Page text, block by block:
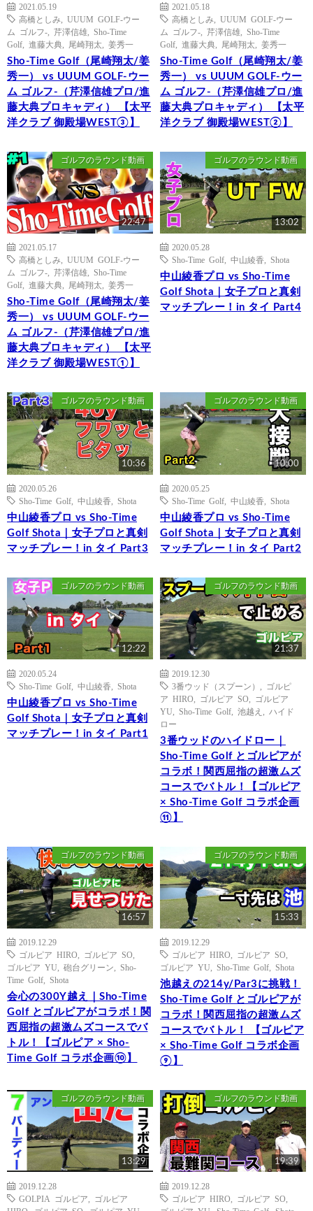
2021.05.19
高橋としみ
UUUM GOLF-ウー
ム ゴルフ-
芹澤信雄
Sho-Time
Golf
進藤大典 尾崎翔太 姜秀一
Sho-Time Golf（尾崎翔太/姜
秀一） vs UUUM GOLF-ウー
ム ゴルフ-（芹澤信雄プロ/進
藤大典プロキャディ） 【太平
洋クラブ 御殿場WEST③】
2021.05.18
高橋としみ
UUUM GOLF-ウー
ム ゴルフ-
芹澤信雄
Sho-Time
Golf
進藤大典 尾崎翔太 姜秀一
Sho-Time Golf（尾崎翔太/姜
秀一） vs UUUM GOLF-ウー
ム ゴルフ-（芹澤信雄プロ/進
藤大典プロキャディ） 【太平
洋クラブ 御殿場WEST②】
ゴルフのラウンド動画
22:47
2021.05.17
高橋としみ
UUUM GOLF-ウー
ム ゴルフ-
芹澤信雄
Sho-Time
Golf
進藤大典 尾崎翔太 姜秀一
Sho-Time Golf（尾崎翔太/姜
秀一） vs UUUM GOLF-ウー
ム ゴルフ-（芹澤信雄プロ/進
藤大典プロキャディ） 【太平
洋クラブ 御殿場WEST①】
ゴルフのラウンド動画
13:02
2020.05.28
Sho-Time Golf
中山綾香 Shota
中山綾香プロ vs Sho-Time
Golf Shota｜女子プロと真剣
マッチプレー！in タイ Part4
ゴルフのラウンド動画
10:36
2020.05.26
Sho-Time Golf
中山綾香 Shota
中山綾香プロ vs Sho-Time
Golf Shota｜女子プロと真剣
マッチプレー！in タイ Part3
ゴルフのラウンド動画
10:00
2020.05.25
Sho-Time Golf
中山綾香 Shota
中山綾香プロ vs Sho-Time
Golf Shota｜女子プロと真剣
マッチプレー！in タイ Part2
ゴルフのラウンド動画
12:22
2020.05.24
Sho-Time Golf
中山綾香 Shota
中山綾香プロ vs Sho-Time
Golf Shota｜女子プロと真剣
マッチプレー！in タイ Part1
ゴルフのラウンド動画
21:37
2019.12.30
3番ウッド（スプーン）
ゴルピ
ア HIRO
ゴルピア SO
ゴルピア
YU
Sho-Time Golf 池越え
ハイド
ロー
3番ウッドのハイドロー｜
Sho-Time Golf とゴルピアが
コラボ！関西屈指の超激ムズ
コースでバトル！【ゴルピア
× Sho-Time Golf コラボ企画
⑪】
ゴルフのラウンド動画
16:57
2019.12.29
ゴルピア HIRO
ゴルピア SO
ゴルピア YU
砲台グリーン
Sho-
Time Golf
Shota
会心の300Y越え｜Sho-Time
Golf とゴルピアがコラボ！関
西屈指の超激ムズコースでバ
トル！【ゴルピア × Sho-
Time Golf コラボ企画⑩】
ゴルフのラウンド動画
15:33
2019.12.29
ゴルピア HIRO
ゴルピア SO
ゴルピア YU
Sho-Time Golf Shota
池越えの214y/Par3に挑戦！
Sho-Time Golf とゴルピアが
コラボ！関西屈指の超激ムズ
コースでバトル！ 【ゴルピア
× Sho-Time Golf コラボ企画
⑨】
ゴルフのラウンド動画
13:29
2019.12.28
GOLPIA ゴルピア
ゴルピア
ゴルフのラウンド動画
19:39
2019.12.28
ゴルピア HIRO
ゴルピア SO